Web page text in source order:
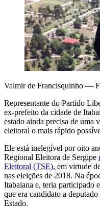
Valmir de Francisquinho —
Representante do Partido
ex-prefeito da cidade de
estado ainda precisa de uma
eleitoral o mais rápido
Ele está inelegível por oito
Regional Eleitora de Sergipe
Eleitoral (TSE), em virtude
nas eleições de 2018. Na
Itabaiana e, teria participado
que era candidato a
Estado.